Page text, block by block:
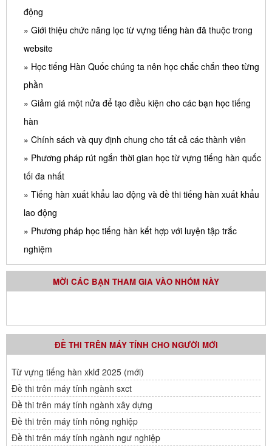
động
» Giới thiệu chức năng lọc từ vựng tiếng hàn đã thuộc trong
website
» Học tiếng Hàn Quốc chúng ta nên học chắc chắn theo từng
phần
» Giảm giá một nửa để tạo điều kiện cho các bạn học tiếng
hàn
» Chính sách và quy định chung cho tất cả các thành viên
» Phương pháp rút ngắn thời gian học từ vựng tiếng hàn quốc
tối đa nhất
» Tiếng hàn xuất khẩu lao động và đề thi tiếng hàn xuất khẩu
lao động
» Phương pháp học tiếng hàn kết hợp với luyện tập trắc
nghiệm
MỜI CÁC BẠN THAM GIA VÀO NHÓM NÀY
ĐỀ THI TRÊN MÁY TÍNH CHO NGƯỜI MỚI
Từ vựng tiếng hàn xklđ 2025 (mới)
Đề thi trên máy tính ngành sxct
Đề thi trên máy tính ngành xây dựng
Đề thi trên máy tính nông nghiệp
Đề thi trên máy tính ngành ngư nghiệp